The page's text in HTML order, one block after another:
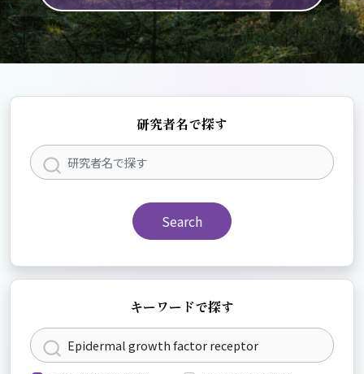
研究者名で探す
Search
キーワードで探す